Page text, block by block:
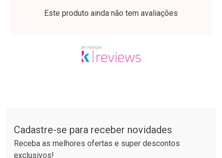
Laboratório
Ativar Desconto
Por Menos
Comprar sem Desconto
Laboratório
Ativar Desconto
Por Menos
Comprar sem Desconto
Este produto ainda não tem avaliações
Cadastre-se para receber novidades
Receba as melhores ofertas e super descontos
exclusivos!